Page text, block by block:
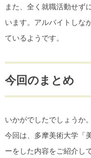
また、全く就職活動せず
います。アルバイトしな
ているようです。
今回のまとめ
いかがでしたでしょうか。
今回は、多摩美術大学「
ーをした内容をご紹介し